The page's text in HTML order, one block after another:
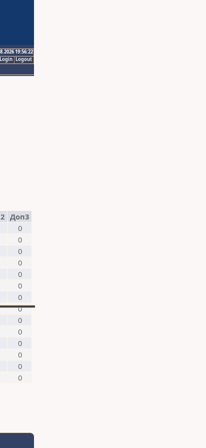
19:56:22
Logout
Login
Доп3
0
0
0
0
0
0
0
0
0
0
0
0
0
0